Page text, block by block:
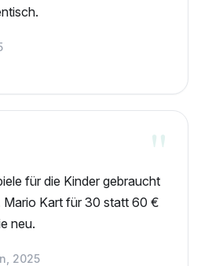
für die Kinder gebraucht
Mario Kart für 30 statt 60 €
neu.
2025